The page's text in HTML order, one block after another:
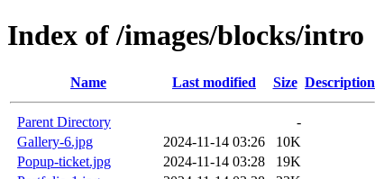
Index of /images/blocks/intro
Name Last modified Size Description
Parent Directory
-
Gallery-6.jpg
2024-11-14 03:26
10K
Popup-ticket.jpg
2024-11-14 03:28
19K